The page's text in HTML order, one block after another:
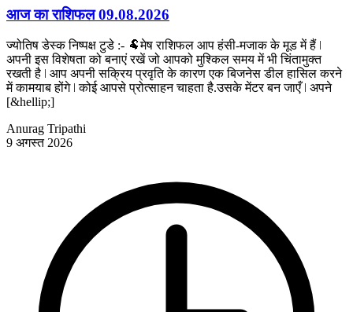
आज का राशिफल 09.08.2026
ज्योतिष डेस्क निष्पक्ष टुडे :- 🐏मेष राशिफल आप हंसी-मजाक के मूड में हैं ǀ
अपनी इस विशेषता को बनाएं रखें जो आपको मुश्किल समय में भी चिंतामुक्त
रखती है ǀ आप अपनी सक्रिय प्रवृति के कारण एक बिजनेस डील हासिल करने
में कामयाब होंगे ǀ कोई आपसे प्रोत्साहन चाहता है.उसके मेंटर बन जाएँ ǀ अपने
[&hellip;]
Anurag Tripathi
9 अगस्त 2026